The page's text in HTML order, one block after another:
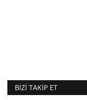
BIZI TAKIP ET